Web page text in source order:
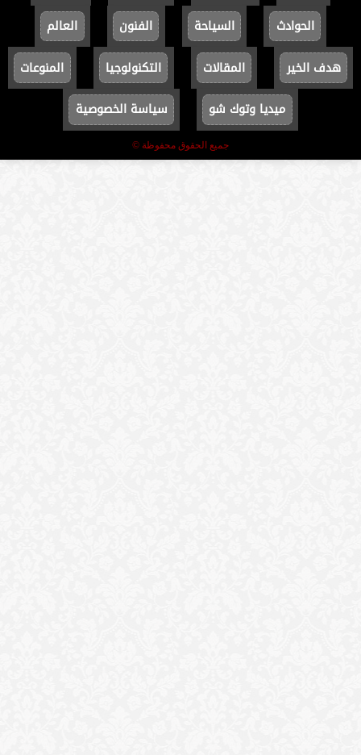
الحوادث
السياحة الفنون
العالم
هدف الخير
المقالات التكنولوجيا
المنوعات
ميديا وتوك شو
سياسة الخصوصية
جميع الحقوق محفوظة ©